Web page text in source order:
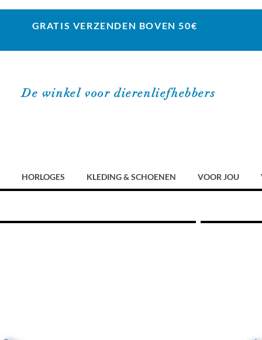
GRATIS VERZENDEN BOVEN 50€
De winkel voor dierenliefhebbers
HORLOGES KLEDING & SCHOENEN VOOR JOU